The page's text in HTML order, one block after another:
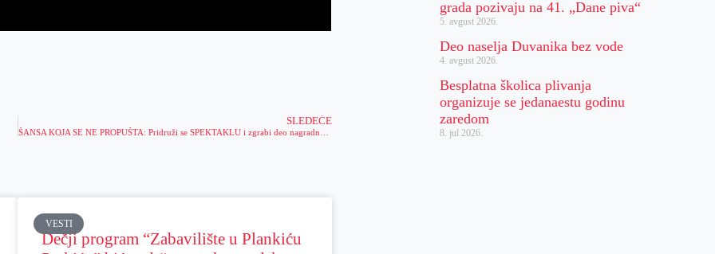
SLEDEĆE
VESTI
Dečji program “Zabavilište u Plankiću
grada pozivaju na 41. „Dane piva“
5. avgust 2026.
Deo naselja Duvanika bez vode
4. avgust 2026.
Besplatna školica plivanja
organizuje se jedanaestu godinu
zaredom
8. jul 2026.